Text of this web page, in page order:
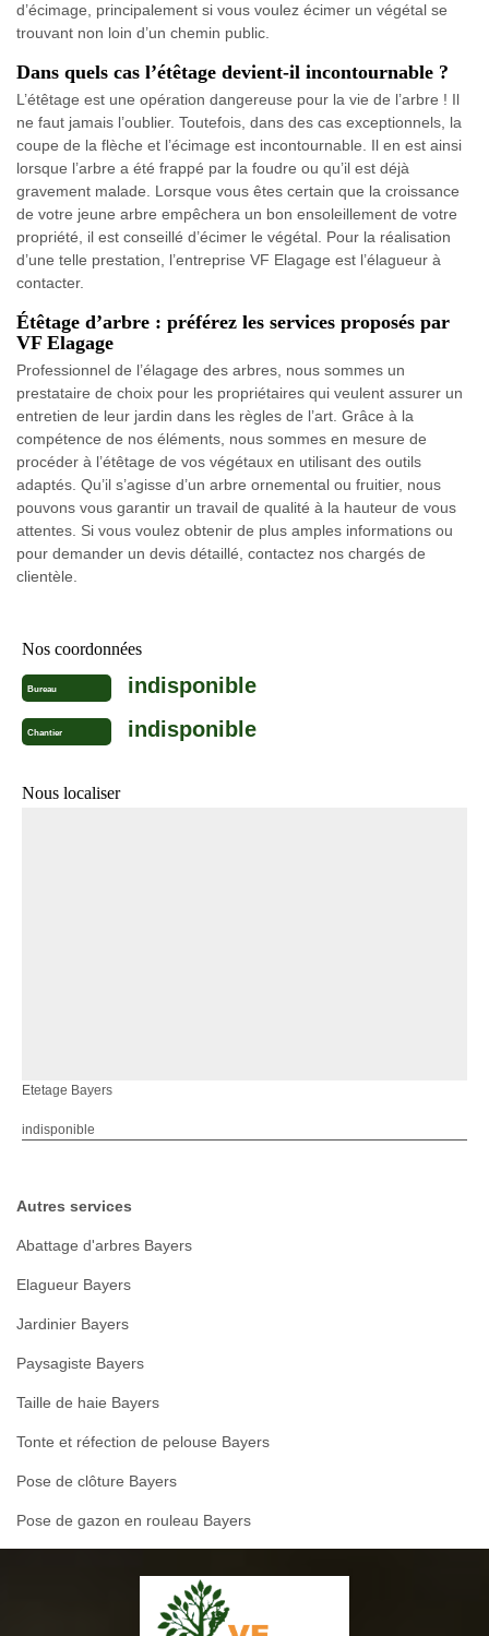
d’écimage, principalement si vous voulez écimer un végétal se
trouvant non loin d’un chemin public.
Dans quels cas l’étêtage devient-il incontournable ?
L’étêtage est une opération dangereuse pour la vie de l’arbre ! Il
ne faut jamais l’oublier. Toutefois, dans des cas exceptionnels, la
coupe de la flèche et l’écimage est incontournable. Il en est ainsi
lorsque l’arbre a été frappé par la foudre ou qu’il est déjà
gravement malade. Lorsque vous êtes certain que la croissance
de votre jeune arbre empêchera un bon ensoleillement de votre
propriété, il est conseillé d’écimer le végétal. Pour la réalisation
d’une telle prestation, l’entreprise VF Elagage est l’élagueur à
contacter.
Étêtage d’arbre : préférez les services proposés par
VF Elagage
Professionnel de l’élagage des arbres, nous sommes un
prestataire de choix pour les propriétaires qui veulent assurer un
entretien de leur jardin dans les règles de l’art. Grâce à la
compétence de nos éléments, nous sommes en mesure de
procéder à l’étêtage de vos végétaux en utilisant des outils
adaptés. Qu’il s’agisse d’un arbre ornemental ou fruitier, nous
pouvons vous garantir un travail de qualité à la hauteur de vous
attentes. Si vous voulez obtenir de plus amples informations ou
pour demander un devis détaillé, contactez nos chargés de
clientèle.
Nos coordonnées
Bureau indisponible
Chantier indisponible
Nous localiser
Etetage Bayers
indisponible
Autres services
Abattage d'arbres Bayers
Elagueur Bayers
Jardinier Bayers
Paysagiste Bayers
Taille de haie Bayers
Tonte et réfection de pelouse Bayers
Pose de clôture Bayers
Pose de gazon en rouleau Bayers